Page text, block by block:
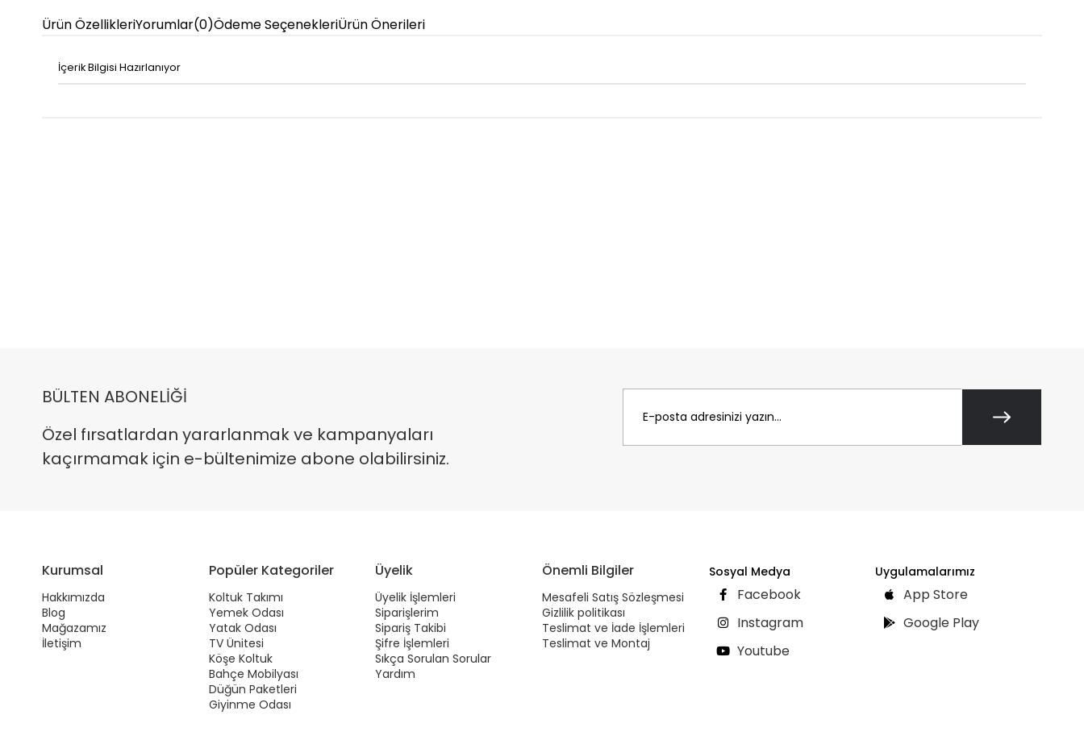
Ürün ÖzellikleriYorumlar(0)Ödeme SeçenekleriÜrün Önerileri
İçerik Bilgisi Hazırlanıyor
BÜLTEN ABONELİĞİ
Özel fırsatlardan yararlanmak ve kampanyaları
kaçırmamak için e-bültenimize abone olabilirsiniz.
Kurumsal
Hakkımızda
Blog
Mağazamız
İletişim
Popüler Kategoriler
Koltuk Takımı
Yemek Odası
Yatak Odası
TV Ünitesi
Köşe Koltuk
Bahçe Mobilyası
Düğün Paketleri
Giyinme Odası
Üyelik
Üyelik İşlemleri
Siparişlerim
Sipariş Takibi
Şifre İşlemleri
Sıkça Sorulan Sorular
Yardım
Önemli Bilgiler
Mesafeli Satış Sözleşmesi
Gizlilik politikası
Teslimat ve İade İşlemleri
Teslimat ve Montaj
Sosyal Medya
Facebook
Instagram
Youtube
Uygulamalarımız
App Store
Google Play